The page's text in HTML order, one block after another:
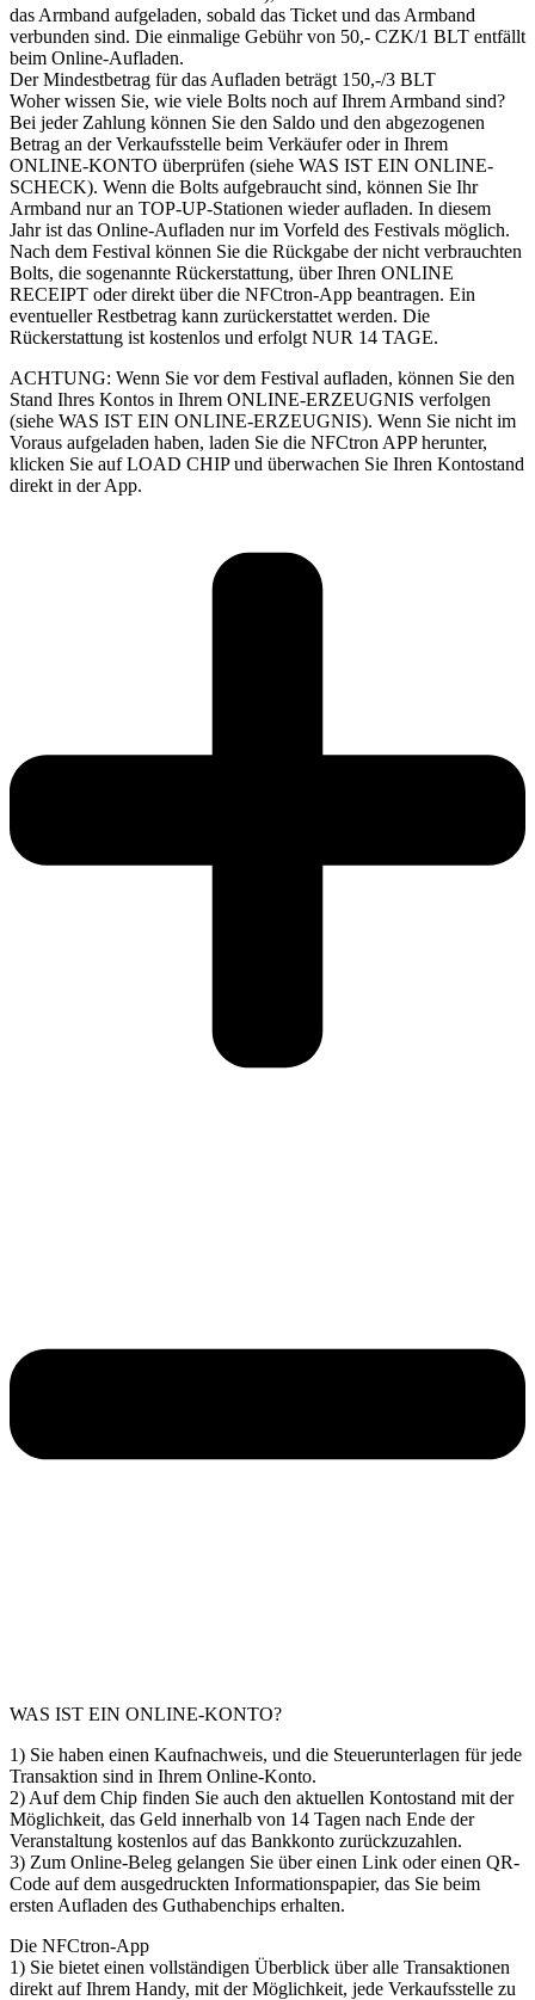
das Armband aufgeladen, sobald das Ticket und das Armband
verbunden sind. Die einmalige Gebühr von 50,- CZK/1 BLT entfällt
beim Online-Aufladen.
Der Mindestbetrag für das Aufladen beträgt 150,-/3 BLT
Woher wissen Sie, wie viele Bolts noch auf Ihrem Armband sind?
Bei jeder Zahlung können Sie den Saldo und den abgezogenen
Betrag an der Verkaufsstelle beim Verkäufer oder in Ihrem
ONLINE-KONTO überprüfen (siehe WAS IST EIN ONLINE-
SCHECK). Wenn die Bolts aufgebraucht sind, können Sie Ihr
Armband nur an TOP-UP-Stationen wieder aufladen. In diesem
Jahr ist das Online-Aufladen nur im Vorfeld des Festivals möglich.
Nach dem Festival können Sie die Rückgabe der nicht verbrauchten
Bolts, die sogenannte Rückerstattung, über Ihren ONLINE
RECEIPT oder direkt über die NFCtron-App beantragen. Ein
eventueller Restbetrag kann zurückerstattet werden. Die
Rückerstattung ist kostenlos und erfolgt NUR 14 TAGE.
ACHTUNG: Wenn Sie vor dem Festival aufladen, können Sie den
Stand Ihres Kontos in Ihrem ONLINE-ERZEUGNIS verfolgen
(siehe WAS IST EIN ONLINE-ERZEUGNIS). Wenn Sie nicht im
Voraus aufgeladen haben, laden Sie die NFCtron APP herunter,
klicken Sie auf LOAD CHIP und überwachen Sie Ihren Kontostand
direkt in der App.
WAS IST EIN ONLINE-KONTO?
1) Sie haben einen Kaufnachweis, und die Steuerunterlagen für jede
Transaktion sind in Ihrem Online-Konto.
2) Auf dem Chip finden Sie auch den aktuellen Kontostand mit der
Möglichkeit, das Geld innerhalb von 14 Tagen nach Ende der
Veranstaltung kostenlos auf das Bankkonto zurückzuzahlen.
3) Zum Online-Beleg gelangen Sie über einen Link oder einen QR-
Code auf dem ausgedruckten Informationspapier, das Sie beim
ersten Aufladen des Guthabenchips erhalten.
Die NFCtron-App
1) Sie bietet einen vollständigen Überblick über alle Transaktionen
direkt auf Ihrem Handy, mit der Möglichkeit, jede Verkaufsstelle zu